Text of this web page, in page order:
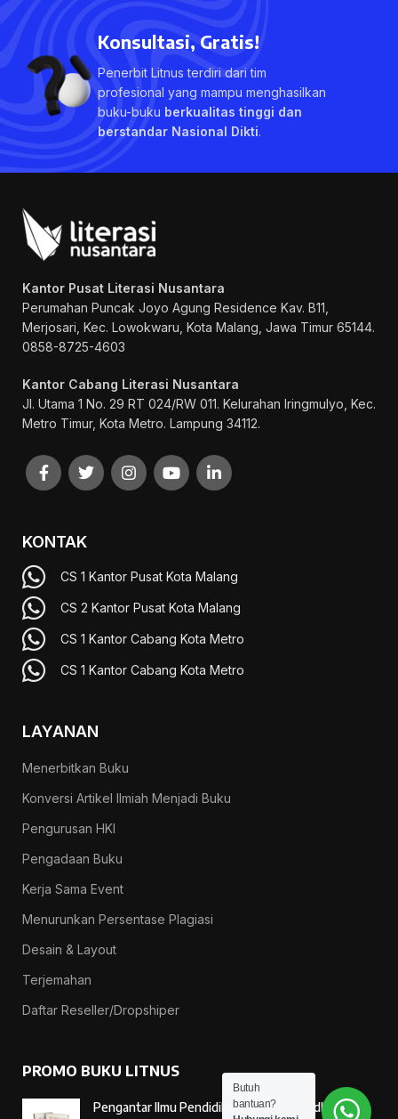
Konsultasi, Gratis!
Penerbit Litnus terdiri dari tim
profesional yang mampu menghasilkan
buku-buku berkualitas tinggi dan
berstandar Nasional Dikti.
Kantor Pusat Literasi Nusantara
Perumahan Puncak Joyo Agung Residence Kav. B11,
Merjosari, Kec. Lowokwaru, Kota Malang, Jawa Timur 65144.
0858-8725-4603
Kantor Cabang Literasi Nusantara
Jl. Utama 1 No. 29 RT 024/RW 011. Kelurahan Iringmulyo, Kec.
Metro Timur, Kota Metro. Lampung 34112.
KONTAK
CS 1 Kantor Pusat Kota Malang
CS 2 Kantor Pusat Kota Malang
CS 1 Kantor Cabang Kota Metro
CS 1 Kantor Cabang Kota Metro
LAYANAN
Menerbitkan Buku
Konversi Artikel Ilmiah Menjadi Buku
Pengurusan HKI
Pengadaan Buku
Kerja Sama Event
Menurunkan Persentase Plagiasi
Desain & Layout
Terjemahan
Daftar Reseller/Dropshiper
PROMO BUKU LITNUS
Pengantar Ilmu Pendidikan — Suprapno dkk
Butuh
bantuan?